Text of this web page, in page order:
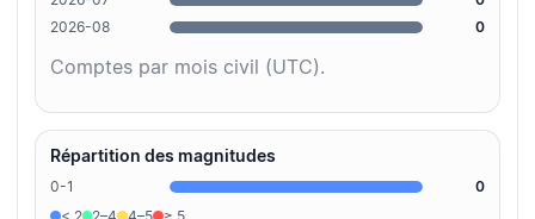
2026-08
0
Comptes par mois civil (UTC).
Répartition des magnitudes
0-1
0